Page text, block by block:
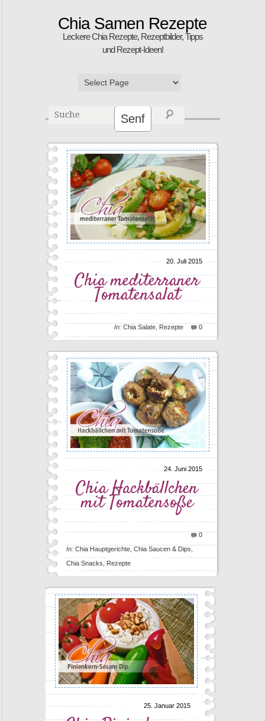
Chia Samen Rezepte
Leckere Chia Rezepte, Rezeptbilder, Tipps
und Rezept-Ideen!
Senf
20. Juli 2015
Chia mediterraner
Tomatensalat
0
In: Chia Salate, Rezepte
24. Juni 2015
Chia Hackbällchen
mit Tomatensoße
0
In: Chia Hauptgerichte, Chia Saucen & Dips,
Chia Snacks, Rezepte
25. Januar 2015